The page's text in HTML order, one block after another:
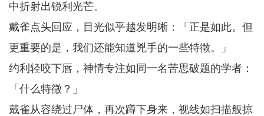
中折射出锐利光芒。
戴雀点头回应，目光似乎越发明晰：「正是如此。但
更重要的是，我们还能知道兇手的一些特徵。」
约利轻咬下唇，神情专注如同一名苦思破题的学者：
「什么特徵？」
戴雀从容绕过尸体，再次蹲下身来，视线如扫描般掠